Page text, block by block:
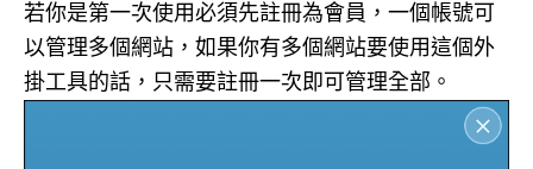
若你是第一次使用必須先註冊為會員，一個帳號可
以管理多個網站，如果你有多個網站要使用這個外
掛工具的話，只需要註冊一次即可管理全部。